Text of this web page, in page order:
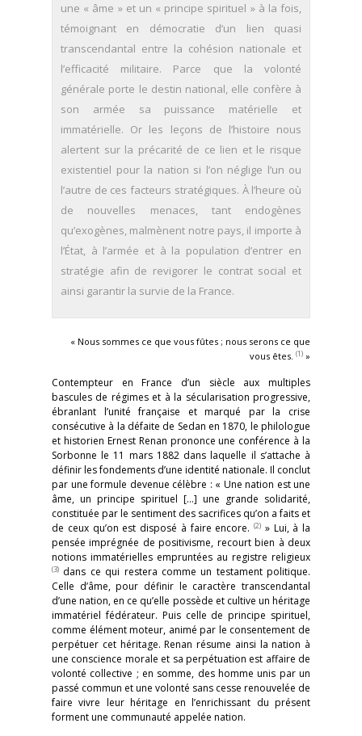
une « âme » et un « principe spirituel » à la fois,
témoignant en démocratie d’un lien quasi
transcendantal entre la cohésion nationale et
l’efficacité militaire. Parce que la volonté
générale porte le destin national, elle confère à
son armée sa puissance matérielle et
immatérielle. Or les leçons de l’histoire nous
alertent sur la précarité de ce lien et le risque
existentiel pour la nation si l’on néglige l’un ou
l’autre de ces facteurs stratégiques. À l’heure où
de nouvelles menaces, tant endogènes
qu’exogènes, malmènent notre pays, il importe à
l’État, à l’armée et à la population d’entrer en
stratégie afin de revigorer le contrat social et
ainsi garantir la survie de la France.
« Nous sommes ce que vous fûtes ; nous serons ce que
vous êtes. (1) »
Contempteur en France d’un siècle aux multiples
bascules de régimes et à la sécularisation progressive,
ébranlant l’unité française et marqué par la crise
consécutive à la défaite de Sedan en 1870, le philologue
et historien Ernest Renan prononce une conférence à la
Sorbonne le 11 mars 1882 dans laquelle il s’attache à
définir les fondements d’une identité nationale. Il conclut
par une formule devenue célèbre : « Une nation est une
âme, un principe spirituel [...] une grande solidarité,
constituée par le sentiment des sacrifices qu’on a faits et
de ceux qu’on est disposé à faire encore. (2) » Lui, à la
pensée imprégnée de positivisme, recourt bien à deux
notions immatérielles empruntées au registre religieux
(3) dans ce qui restera comme un testament politique.
Celle d’âme, pour définir le caractère transcendantal
d’une nation, en ce qu’elle possède et cultive un héritage
immatériel fédérateur. Puis celle de principe spirituel,
comme élément moteur, animé par le consentement de
perpétuer cet héritage. Renan résume ainsi la nation à
une conscience morale et sa perpétuation est affaire de
volonté collective ; en somme, des homme unis par un
passé commun et une volonté sans cesse renouvelée de
faire vivre leur héritage en l’enrichissant du présent
forment une communauté appelée nation.